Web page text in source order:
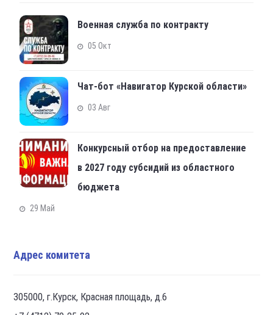
Военная служба по контракту
05 Окт
Чат-бот «Навигатор Курской области»
03 Авг
Конкурсный отбор на предоставление
в 2027 году субсидий из областного
бюджета
29 Май
Адрес комитета
305000, г.Курск, Красная площадь, д.6